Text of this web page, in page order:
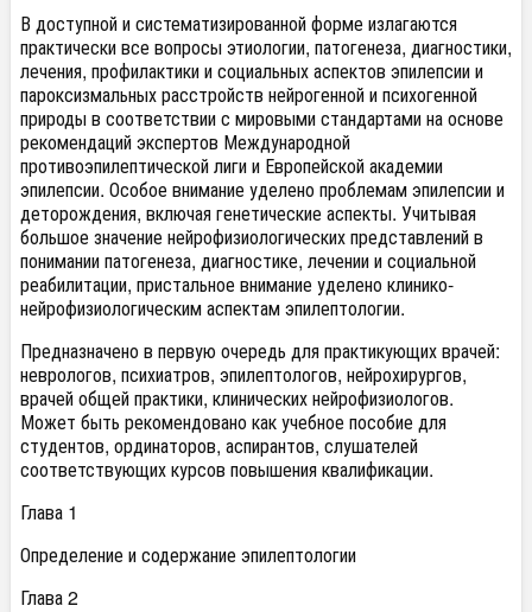
В доступной и систематизированной форме излагаются
практически все вопросы этиологии, патогенеза, диагностики,
лечения, профилактики и социальных аспектов эпилепсии и
пароксизмальных расстройств нейрогенной и психогенной
природы в соответствии с мировыми стандартами на основе
рекомендаций экспертов Международной
противоэпилептической лиги и Европейской академии
эпилепсии. Особое внимание уделено проблемам эпилепсии и
деторождения, включая генетические аспекты. Учитывая
большое значение нейрофизиологических представлений в
понимании патогенеза, диагностике, лечении и социальной
реабилитации, пристальное внимание уделено клинико-
нейрофизиологическим аспектам эпилептологии.
Предназначено в первую очередь для практикующих врачей:
неврологов, психиатров, эпилептологов, нейрохирургов,
врачей общей практики, клинических нейрофизиологов.
Может быть рекомендовано как учебное пособие для
студентов, ординаторов, аспирантов, слушателей
соответствующих курсов повышения квалификации.
Глава 1
Определение и содержание эпилептологии
Глава 2